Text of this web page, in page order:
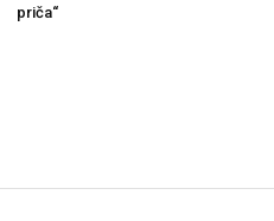
priča“